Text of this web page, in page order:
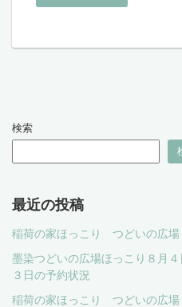
検索
最近の投稿
稲荷の家ほっこり つどいの広場
墨染つどいの広場ほっこり８月
３日の予約状況
稲荷の家ほっこり つどいの広